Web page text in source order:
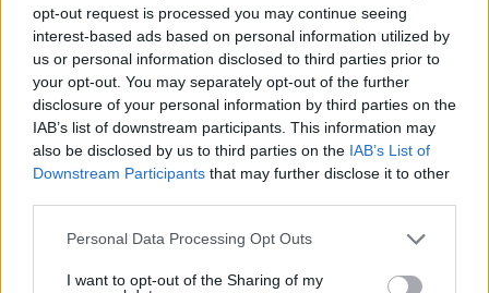
opt-out request is processed you may continue seeing
interest-based ads based on personal information utilized by
us or personal information disclosed to third parties prior to
your opt-out. You may separately opt-out of the further
disclosure of your personal information by third parties on the
IAB’s list of downstream participants. This information may
also be disclosed by us to third parties on the IAB’s List of
Downstream Participants that may further disclose it to other
Please note that this website/app uses one or more Google
not limited to your visit or usage behaviour. You may click to
Personal Data Processing Opt Outs
I want to opt-out of the Sharing of my
Επιβάτες στη Βρετανία ταξίδεψαν 6 ώρες με τρένο
όπου δεν λειτουργούσαν οι τουαλέτες, οργή για low
cost σιδηροδρομική εταιρεία
πριν 10 λεπτά
Φωτιά στην Ερμακιά Κοζάνης, σηκώθηκαν 3 αεροσκάφη
πριν 12 λεπτά
πριν 13 λεπτά